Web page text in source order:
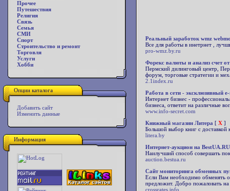
Прочее
Путешествия
Религия
Связь
Семья
СМИ
Спорт
Строительство и ремонт
Торговля
Услуги
Хобби
Опции каталога
Добавить сайт
Изменить данные
Информация
Реальный заработок wmz
Все для работы в инетрнет ,
pro-wmz.by.ru
Форекс валюты и анализ счет
Пермский дилинговый центр,
форум, торговые стратегии и
2.1index.ru
Работа в сети - эксклюзивный
Интернет бизнес -
бизнеса, ответит на различные
www.info-secret.com
Книжный магазин Литера [ X ]
Большой выбор книг с
litera.by
Интернет-аукцион на BestUA.RU
Наилучший способ совершать
auction.bestua.ru
Сайт мониторинга обменных
Если Вам необходимо обменять
предложит. Добро пожаловать
crossrates.info